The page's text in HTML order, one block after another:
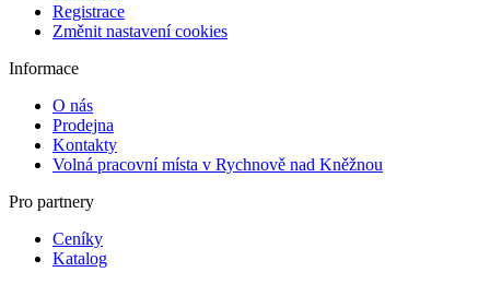
Registrace
Změnit nastavení cookies
Informace
O nás
Prodejna
Kontakty
Volná pracovní místa v Rychnově nad Kněžnou
Pro partnery
Ceníky
Katalog